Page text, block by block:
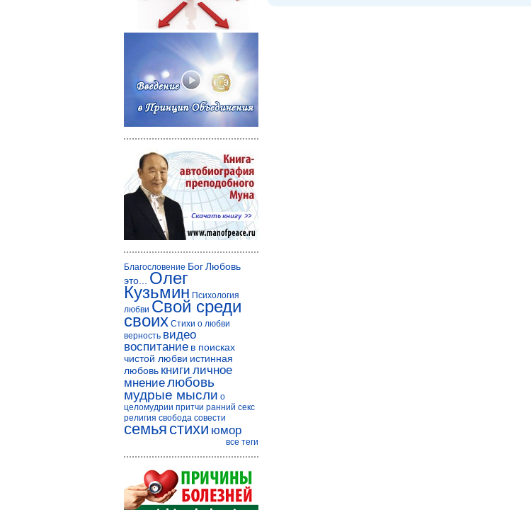
Благословение БогЛюбовь
это...
Олег
Кузьмин Психология
любви Свой среди
своих Стихи о любви
верность видео
воспитание в поисках
чистой любви истинная
любовь книги личное
мнениелюбовь
мудрые мысли о
целомудрии притчи ранний секс
религия свобода совести
семья стихи юмор
все теги